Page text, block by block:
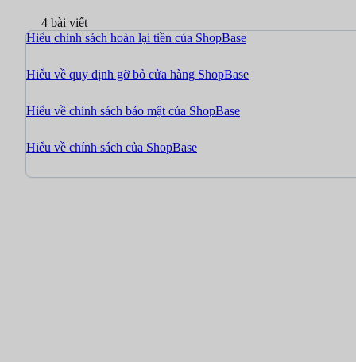
4 bài viết
Hiểu chính sách hoàn lại tiền của ShopBase
Hiểu về quy định gỡ bỏ cửa hàng ShopBase
Hiểu về chính sách bảo mật của ShopBase
Hiểu về chính sách của ShopBase